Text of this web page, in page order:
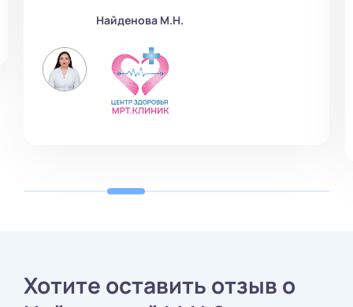
Найденова М.Н.
Хотите оставить отзыв о